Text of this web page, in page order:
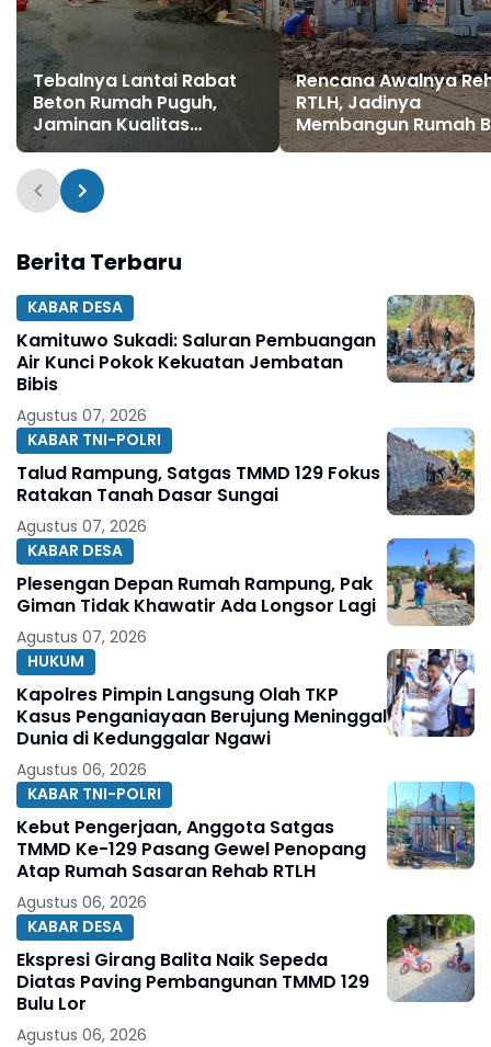
Tebalnya Lantai Rabat
Beton Rumah Puguh,
Jaminan Kualitas
Pembangunan Sasaran
Fisik TMMD ke-129 Kodim
0802/Ponorogo
Rencana Awalnya
RTLH, Jadinya
Membangun Rumah
Berita Terbaru
KABAR DESA
Kamituwo Sukadi: Saluran Pembuangan
Air Kunci Pokok Kekuatan Jembatan
Bibis
Agustus 07, 2026
KABAR TNI-POLRI
Talud Rampung, Satgas TMMD 129 Fokus
Ratakan Tanah Dasar Sungai
Agustus 07, 2026
KABAR DESA
Plesengan Depan Rumah Rampung, Pak
Giman Tidak Khawatir Ada Longsor Lagi
Agustus 07, 2026
HUKUM
Kapolres Pimpin Langsung Olah TKP
Kasus Penganiayaan Berujung Meninggal
Dunia di Kedunggalar Ngawi
Agustus 06, 2026
KABAR TNI-POLRI
Kebut Pengerjaan, Anggota Satgas
TMMD Ke-129 Pasang Gewel Penopang
Atap Rumah Sasaran Rehab RTLH
Agustus 06, 2026
KABAR DESA
Ekspresi Girang Balita Naik Sepeda
Diatas Paving Pembangunan TMMD 129
Bulu Lor
Agustus 06, 2026